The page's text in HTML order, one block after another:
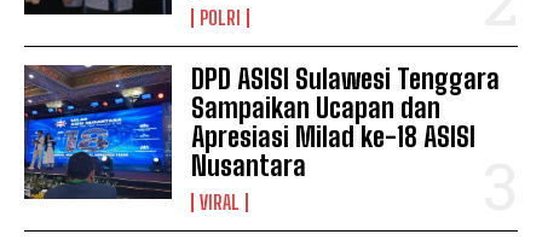
POLRI
DPD ASISI Sulawesi Tenggara
Sampaikan Ucapan dan
Apresiasi Milad ke-18 ASISI
Nusantara
VIRAL